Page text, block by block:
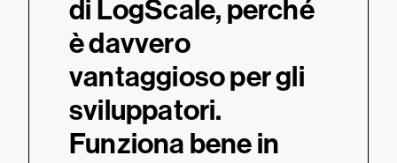
di LogScale, perché
è davvero
vantaggioso per gli
sviluppatori.
Funziona bene in